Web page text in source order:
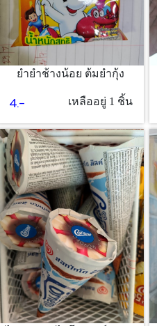
ยำยำช้างน้อย ต้มยำกุ้ง
4.- เหลืออยู่ 1 ชิ้น